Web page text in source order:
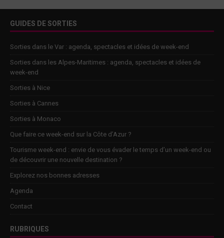
GUIDES DE SORTIES
Sorties dans le Var : agenda, spectacles et idées de week-end
Sorties dans les Alpes-Maritimes : agenda, spectacles et idées de
week-end
Sorties à Nice
Sorties à Cannes
Sorties à Monaco
Que faire ce week-end sur la Côte d’Azur ?
Tourisme week-end : envie de vous évader le temps d’un week-end ou
de découvrir une nouvelle destination ?
Explorez nos bonnes adresses
Agenda
Contact
RUBRIQUES